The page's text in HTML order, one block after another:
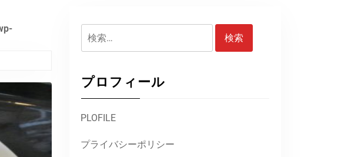
検
索:
プロフィール
PLOFILE
プライバシーポリシー